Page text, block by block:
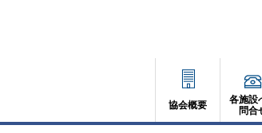
協会概要
各施設
問合